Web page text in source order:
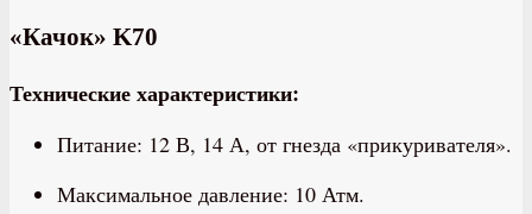
«Качок» K70
Технические характеристики:
Питание: 12 В, 14 А, от гнезда «прикуривателя».
Максимальное давление: 10 Атм.